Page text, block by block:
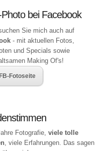
bei Facebook
Sie mich auch auf
- mit aktuellen Fotos,
und Specials sowie
Making Of's!
Fotoseite
Fotografie, viele tolle
, viele Erfahrungen. Das sagen